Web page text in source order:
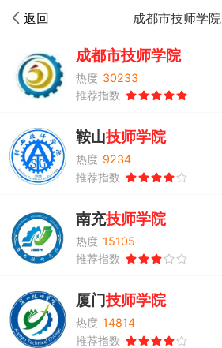
返回 成都市技师学院
成都市技师学院
热度 30233
推荐指数
鞍山技师学院
热度 9234
推荐指数
南充技师学院
热度 15105
推荐指数
厦门技师学院
热度 14814
推荐指数